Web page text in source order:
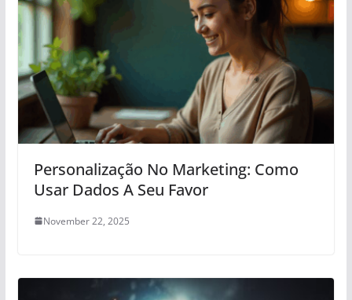
Personalização No Marketing: Como
Usar Dados A Seu Favor
November 22, 2025